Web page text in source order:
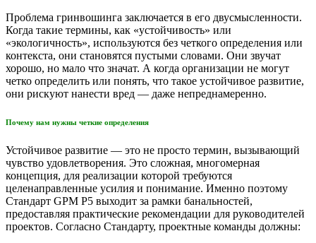
Проблема гринвошинга заключается в его двусмысленности.
Когда такие термины, как «устойчивость» или
«экологичность», используются без четкого определения или
контекста, они становятся пустыми словами. Они звучат
хорошо, но мало что значат. А когда организации не могут
четко определить или понять, что такое устойчивое развитие,
они рискуют нанести вред — даже непреднамеренно.
Почему нам нужны четкие определения
Устойчивое развитие — это не просто термин, вызывающий
чувство удовлетворения. Это сложная, многомерная
концепция, для реализации которой требуются
целенаправленные усилия и понимание. Именно поэтому
Стандарт GPM P5 выходит за рамки банальностей,
предоставляя практические рекомендации для руководителей
проектов. Согласно Стандарту, проектные команды должны: